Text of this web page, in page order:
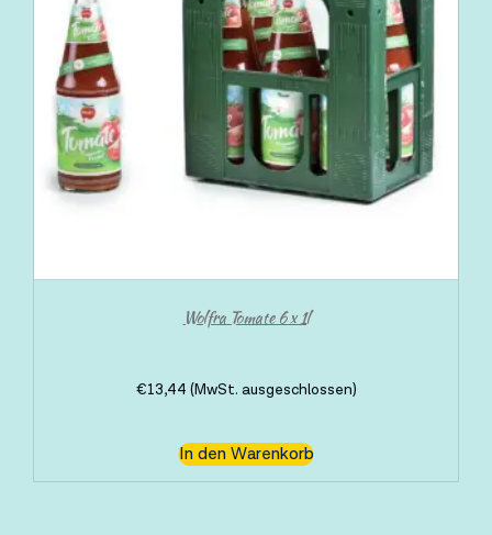
Wolfra Tomate 6 x 1l
€13,44 (MwSt. ausgeschlossen)
In den Warenkorb